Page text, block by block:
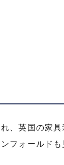
、英国の家
フォールドも